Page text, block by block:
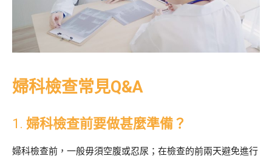
婦科檢查常見Q&A
1. 婦科檢查前要做甚麼準備？
婦科檢查前，一般毋須空腹或忍尿；在檢查的前兩天避免進行